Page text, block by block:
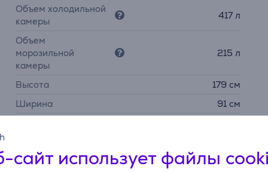
сайт использует файлы
Объем холодильной
камеры
417 л
Объем
морозильной
камеры
215 л
Высота
179 см
Ширина
91 см